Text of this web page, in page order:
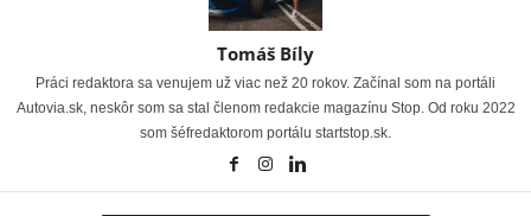
Tomáš Bíly
Práci redaktora sa venujem už viac než 20 rokov. Začínal som na portáli
Autovia.sk, neskôr som sa stal členom redakcie magazínu Stop. Od roku 2022
som šéfredaktorom portálu startstop.sk.